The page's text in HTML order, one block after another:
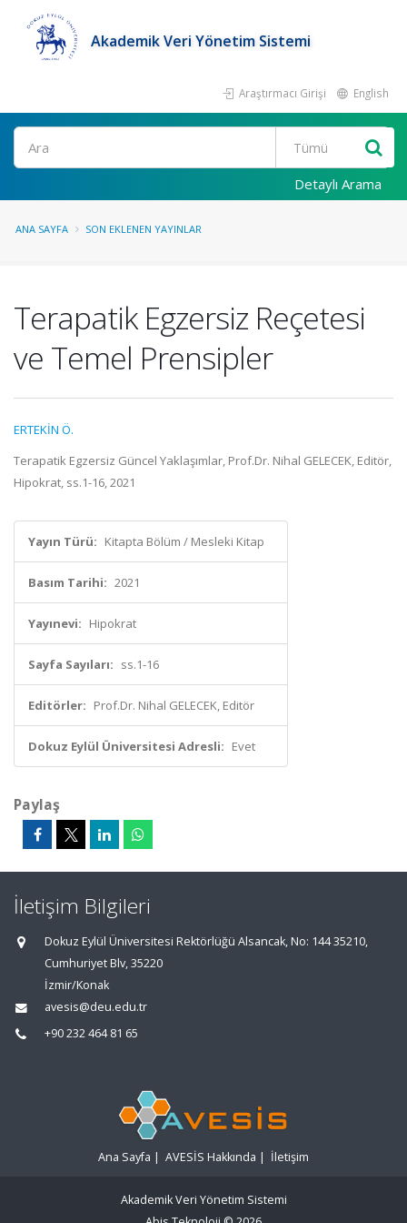
Akademik Veri Yönetim Sistemi
Araştırmacı Girişi English
Ara
Detaylı Arama
ANA SAYFA SON EKLENEN YAYINLAR
Terapatik Egzersiz Reçetesi
ve Temel Prensipler
ERTEKİN Ö.
Terapatik Egzersiz Güncel Yaklaşımlar, Prof.Dr. Nihal GELECEK, Editör,
Hipokrat, ss.1-16, 2021
Yayın Türü: Kitapta Bölüm / Mesleki Kitap
Basım Tarihi: 2021
Yayınevi: Hipokrat
Sayfa Sayıları: ss.1-16
Editörler: Prof.Dr. Nihal GELECEK, Editör
Dokuz Eylül Üniversitesi Adresli: Evet
Paylaş
İletişim Bilgileri
Dokuz Eylül Üniversitesi Rektörlüğü Alsancak, No: 144 35210,
Cumhuriyet Blv, 35220
İzmir/Konak
avesis@deu.edu.tr
+90 232 464 81 65
Ana Sayfa | AVESİS Hakkında | İletişim
Akademik Veri Yönetim Sistemi